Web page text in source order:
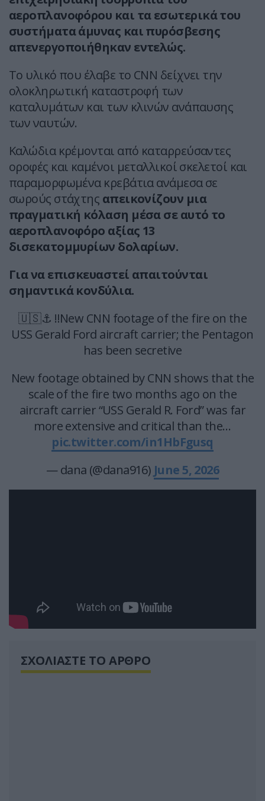
αεροπλανοφόρου και τα εσωτερικά του
συστήματα άμυνας και πυρόσβεσης
απενεργοποιήθηκαν εντελώς.
Το υλικό που έλαβε το CNN δείχνει την
ολοκληρωτική καταστροφή των
καταλυμάτων και των κλινών ανάπαυσης
των ναυτών.
Καλώδια κρέμονται από καταρρεύσαντες
οροφές και καμένοι μεταλλικοί σκελετοί και
παραμορφωμένα κρεβάτια ανάμεσα σε
σωρούς στάχτης απεικονίζουν μια
πραγματική κόλαση μέσα σε αυτό το
αεροπλανοφόρο αξίας 13
δισεκατομμυρίων δολαρίων.
Για να επισκευαστεί απαιτούνται
σημαντικά κονδύλια.
🇺🇸⚓️ ‼️New CNN footage of the fire on the
USS Gerald Ford aircraft carrier; the Pentagon
has been secretive
New footage obtained by CNN shows that the
scale of the fire two months ago on the
aircraft carrier “USS Gerald R. Ford” was far
more extensive and critical than the…
pic.twitter.com/in1HbFgusq
— dana (@dana916) June 5, 2026
ΣΧΟΛΙΑΣΤΕ ΤΟ ΑΡΘΡΟ